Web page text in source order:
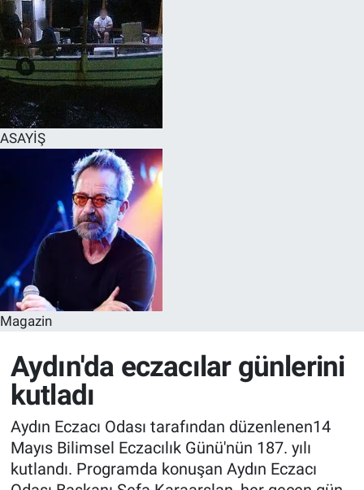
ASAYİŞ
Magazin
Aydın'da eczacılar günlerini
kutladı
Aydın Eczacı Odası tarafından düzenlenen14
Mayıs Bilimsel Eczacılık Günü'nün 187. yılı
kutlandı. Programda konuşan Aydın Eczacı